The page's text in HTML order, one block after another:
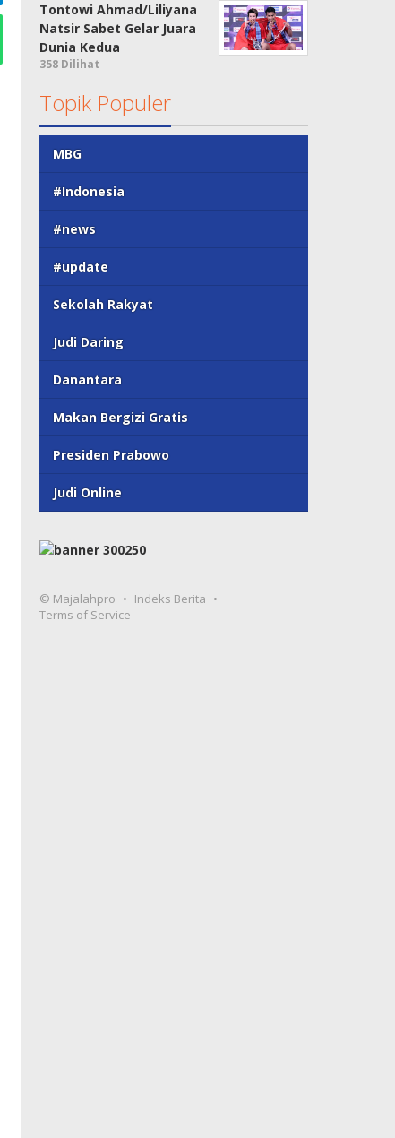
Tontowi Ahmad/Liliyana
Natsir Sabet Gelar Juara
Dunia Kedua
358 Dilihat
Topik Populer
MBG
#Indonesia
#news
#update
Sekolah Rakyat
Judi Daring
Danantara
Makan Bergizi Gratis
Presiden Prabowo
Judi Online
© Majalahpro
Indeks Berita
Terms of Service